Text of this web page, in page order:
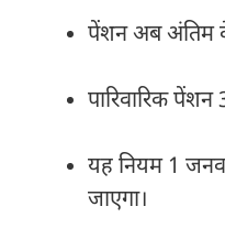
पेंशन अब अंतिम
पारिवारिक पेंशन
यह नियम 1
जाएगा।